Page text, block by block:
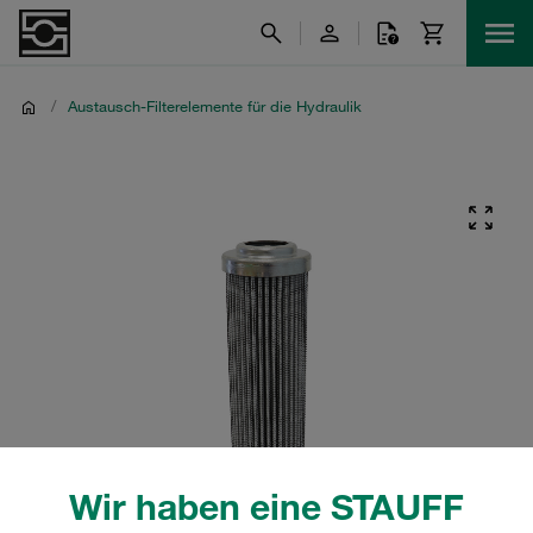
Wir haben eine STAUFF
/ Austausch-Filterelemente für die Hydraulik